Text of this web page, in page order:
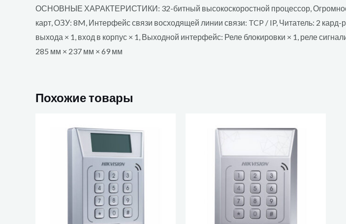
ОСНОВНЫЕ ХАРАКТЕРИСТИКИ: 32-битный высокоскоростной процессор, Огромное
карт, ОЗУ: 8M, Интерфейс связи восходящей линии связи: TCP / IP, Читатель: 2
выхода × 1, вход в корпус × 1, Выходной интерфейс: Реле блокировки × 1, реле
285 мм × 237 мм × 69 мм
Похожие товары